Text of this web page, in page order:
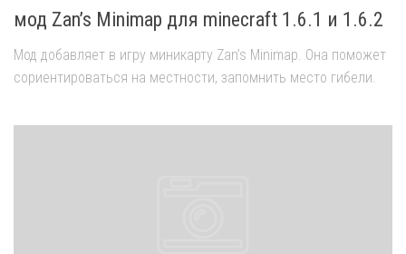
мод Zan’s Minimap для minecraft 1.6.1 и 1.6.2
Мод добавляет в игру миникарту Zan’s Minimap. Она поможет
сориентироваться на местности, запомнить место гибели.